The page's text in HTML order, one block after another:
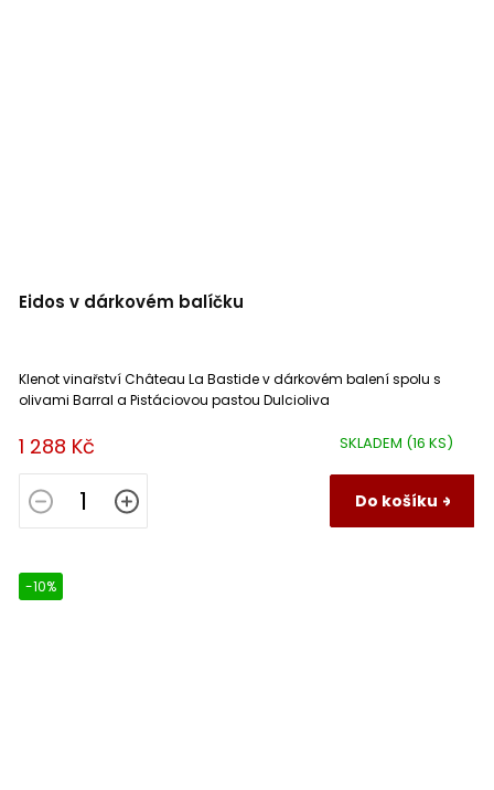
Eidos v dárkovém balíčku
SKLADEM (16 KS)
1 288 Kč
Do košíku
Klenot vinařství Château La Bastide v dárkovém balení spolu s
olivami Barral a Pistáciovou pastou Dulcioliva
-10%